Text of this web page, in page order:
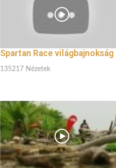
Spartan Race világbajnokság
135217 Nézetek